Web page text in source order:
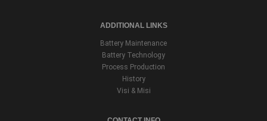
ADDITIONAL LINKS
Battery Maintenance
Battery Technology
Process Production
History
Visi & Misi